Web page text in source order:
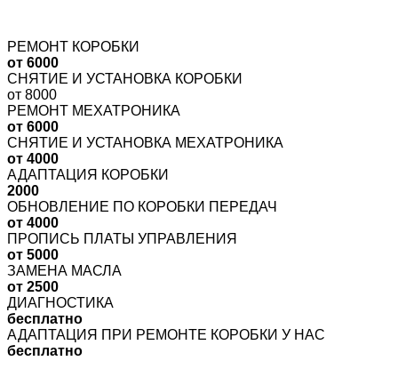
РЕМОНТ КОРОБКИ
от 6000
СНЯТИЕ И УСТАНОВКА КОРОБКИ
от 8000
РЕМОНТ МЕХАТРОНИКА
от 6000
СНЯТИЕ И УСТАНОВКА МЕХАТРОНИКА
от 4000
АДАПТАЦИЯ КОРОБКИ
2000
ОБНОВЛЕНИЕ ПО КОРОБКИ ПЕРЕДАЧ
от 4000
ПРОПИСЬ ПЛАТЫ УПРАВЛЕНИЯ
от 5000
ЗАМЕНА МАСЛА
от 2500
ДИАГНОСТИКА
бесплатно
АДАПТАЦИЯ ПРИ РЕМОНТЕ КОРОБКИ У НАС
бесплатно